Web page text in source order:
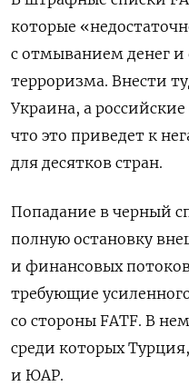
которые
с отмыванием денег
терроризма. Внести
Украина, а
что это приведет к
для десятков стран.
Попадание в черный
полную остановку
и финансовых
требующие
со стороны FATF. В
среди которых
и ЮАР.